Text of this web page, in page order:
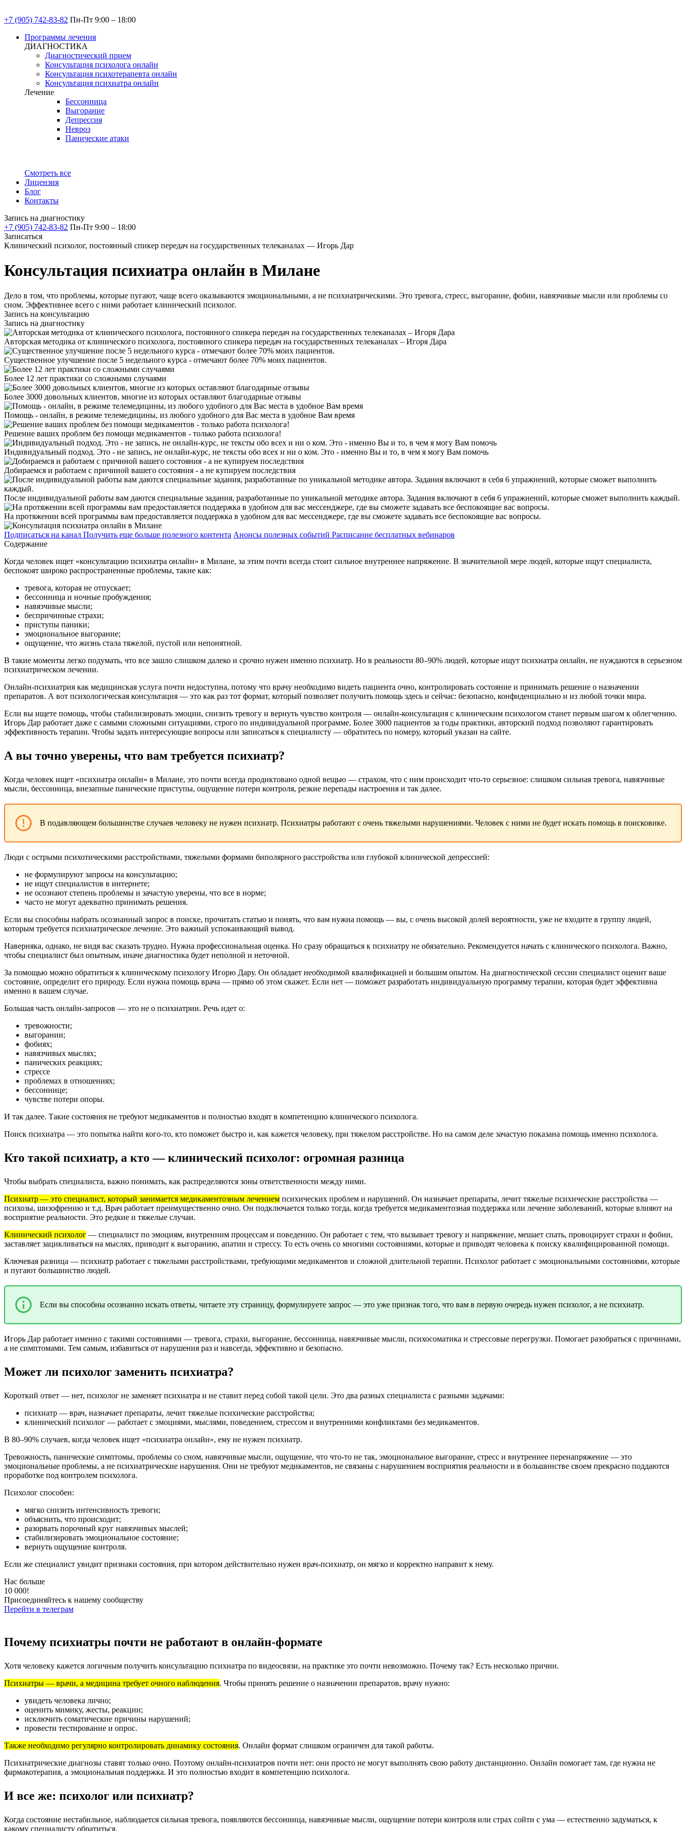
+7 (905) 742-83-82 Пн-Пт 9:00 – 18:00
Программы лечения
ДИАГНОСТИКА
Диагностический прием
Консультация психолога онлайн
Консультация психотерапевта онлайн
Консультация психиатра онлайн
Лечение
Бессонница
Выгорание
Депрессия
Невроз
Панические атаки
Смотреть все
Лицензия
Блог
Контакты
Запись на диагностику
+7 (905) 742-83-82 Пн-Пт 9:00 – 18:00
Записаться
Клинический психолог, постоянный спикер передач на государственных телеканалах — Игорь Дар
Консультация психиатра онлайн в Милане
Дело в том, что проблемы, которые пугают, чаще всего оказываются эмоциональными, а не психиатрическими. Это тревога, стресс, выгорание, фобии, навязчивые мысли или проблемы со
сном. Эффективнее всего с ними работает клинический психолог.
Запись на консультацию
Запись на диагностику
Авторская методика от клинического психолога, постоянного спикера передач на государственных телеканалах – Игоря Дара
Существенное улучшение после 5 недельного курса - отмечают более 70% моих пациентов.
Более 12 лет практики со сложными случаями
Более 3000 довольных клиентов, многие из которых оставляют благодарные отзывы
Помощь - онлайн, в режиме телемедицины, из любого удобного для Вас места в удобное Вам время
Решение ваших проблем без помощи медикаментов - только работа психолога!
Индивидуальный подход. Это - не запись, не онлайн-курс, не тексты обо всех и ни о ком. Это - именно Вы и то, в чем я могу Вам помочь
Добираемся и работаем с причиной вашего состояния - а не купируем последствия
После индивидуальной работы вам даются специальные задания, разработанные по уникальной методике автора. Задания включают в себя 6 упражнений, которые сможет выполнить каждый.
На протяжении всей программы вам предоставляется поддержка в удобном для вас мессенджере, где вы сможете задавать все беспокоящие вас вопросы.
Подписаться на канал Получить еще больше полезного контента Анонсы полезных событий Расписание бесплатных вебинаров
Содержание
Когда человек ищет «консультацию психиатра онлайн» в Милане, за этим почти всегда стоит сильное внутреннее напряжение. В значительной мере людей, которые ищут специалиста,
беспокоят широко распространенные проблемы, такие как:
тревога, которая не отпускает;
бессонница и ночные пробуждения;
навязчивые мысли;
беспричинные страхи;
приступы паники;
эмоциональное выгорание;
ощущение, что жизнь стала тяжелой, пустой или непонятной.
В такие моменты легко подумать, что все зашло слишком далеко и срочно нужен именно психиатр. Но в реальности 80–90% людей, которые ищут психиатра онлайн, не нуждаются в серьезном
психиатрическом лечении.
Онлайн-психиатрия как медицинская услуга почти недоступна, потому что врачу необходимо видеть пациента очно, контролировать состояние и принимать решение о назначении
препаратов. А вот психологическая консультация — это как раз тот формат, который позволяет получить помощь здесь и сейчас: безопасно, конфиденциально и из любой точки мира.
Если вы ищете помощь, чтобы стабилизировать эмоции, снизить тревогу и вернуть чувство контроля — онлайн-консультация с клиническим психологом станет первым шагом к облегчению.
Игорь Дар работает даже с самыми сложными ситуациями, строго по индивидуальной программе. Более 3000 пациентов за годы практики, авторский подход позволяют гарантировать
эффективность терапии. Чтобы задать интересующие вопросы или записаться к специалисту — обратитесь по номеру, который указан на сайте.
А вы точно уверены, что вам требуется психиатр?
Когда человек ищет «психиатра онлайн» в Милане, это почти всегда продиктовано одной вещью — страхом, что с ним происходит что-то серьезное: слишком сильная тревога, навязчивые
мысли, бессонница, внезапные панические приступы, ощущение потери контроля, резкие перепады настроения и так далее.
В подавляющем большинстве случаев человеку не нужен психиатр. Психиатры работают с очень тяжелыми нарушениями. Человек с ними не будет искать помощь в поисковике.
Люди с острыми психотическими расстройствами, тяжелыми формами биполярного расстройства или глубокой клинической депрессией:
не формулируют запросы на консультацию;
не ищут специалистов в интернете;
не осознают степень проблемы и зачастую уверены, что все в норме;
часто не могут адекватно принимать решения.
Если вы способны набрать осознанный запрос в поиске, прочитать статью и понять, что вам нужна помощь — вы, с очень высокой долей вероятности, уже не входите в группу людей,
которым требуется психиатрическое лечение. Это важный успокаивающий вывод.
Наверняка, однако, не видя вас сказать трудно. Нужна профессиональная оценка. Но сразу обращаться к психиатру не обязательно. Рекомендуется начать с клинического психолога. Важно,
чтобы специалист был опытным, иначе диагностика будет неполной и неточной.
За помощью можно обратиться к клиническому психологу Игорю Дару. Он обладает необходимой квалификацией и большим опытом. На диагностической сессии специалист оценит ваше
состояние, определит его природу. Если нужна помощь врача — прямо об этом скажет. Если нет — поможет разработать индивидуальную программу терапии, которая будет эффективна
именно в вашем случае.
Большая часть онлайн-запросов — это не о психиатрии. Речь идет о:
тревожности;
выгорании;
фобиях;
навязчивых мыслях;
панических реакциях;
стрессе
проблемах в отношениях;
бессоннице;
чувстве потери опоры.
И так далее. Такие состояния не требуют медикаментов и полностью входят в компетенцию клинического психолога.
Поиск психиатра — это попытка найти кого-то, кто поможет быстро и, как кажется человеку, при тяжелом расстройстве. Но на самом деле зачастую показана помощь именно психолога.
Кто такой психиатр, а кто — клинический психолог: огромная разница
Чтобы выбрать специалиста, важно понимать, как распределяются зоны ответственности между ними.
Психиатр — это специалист, который занимается медикаментозным лечением психических проблем и нарушений. Он назначает препараты, лечит тяжелые психические расстройства —
психозы, шизофрению и т.д. Врач работает преимущественно очно. Он подключается только тогда, когда требуется медикаментозная поддержка или лечение заболеваний, которые влияют на
восприятие реальности. Это редкие и тяжелые случаи.
Клинический психолог — специалист по эмоциям, внутренним процессам и поведению. Он работает с тем, что вызывает тревогу и напряжение, мешает спать, провоцирует страхи и фобии,
заставляет зацикливаться на мыслях, приводит к выгоранию, апатии и стрессу. То есть очень со многими состояниями, которые и приводят человека к поиску квалифицированной помощи.
Ключевая разница — психиатр работает с тяжелыми расстройствами, требующими медикаментов и сложной длительной терапии. Психолог работает с эмоциональными состояниями, которые
и пугают большинство людей.
Если вы способны осознанно искать ответы, читаете эту страницу, формулируете запрос — это уже признак того, что вам в первую очередь нужен психолог, а не психиатр.
Игорь Дар работает именно с такими состояниями — тревога, страхи, выгорание, бессонница, навязчивые мысли, психосоматика и стрессовые перегрузки. Помогает разобраться с причинами,
а не симптомами. Тем самым, избавиться от нарушения раз и навсегда, эффективно и безопасно.
Может ли психолог заменить психиатра?
Короткий ответ — нет, психолог не заменяет психиатра и не ставит перед собой такой цели. Это два разных специалиста с разными задачами:
психиатр — врач, назначает препараты, лечит тяжелые психические расстройства;
клинический психолог — работает с эмоциями, мыслями, поведением, стрессом и внутренними конфликтами без медикаментов.
В 80–90% случаев, когда человек ищет «психиатра онлайн», ему не нужен психиатр.
Тревожность, панические симптомы, проблемы со сном, навязчивые мысли, ощущение, что что-то не так, эмоциональное выгорание, стресс и внутреннее перенапряжение — это
эмоциональные проблемы, а не психиатрические нарушения. Они не требуют медикаментов, не связаны с нарушением восприятия реальности и в большинстве своем прекрасно поддаются
проработке под контролем психолога.
Психолог способен:
мягко снизить интенсивность тревоги;
объяснить, что происходит;
разорвать порочный круг навязчивых мыслей;
стабилизировать эмоциональное состояние;
вернуть ощущение контроля.
Если же специалист увидит признаки состояния, при котором действительно нужен врач-психиатр, он мягко и корректно направит к нему.
Нас больше
10 000!
Присоединяйтесь к нашему сообществу
Перейти в телеграм
Почему психиатры почти не работают в онлайн-формате
Хотя человеку кажется логичным получить консультацию психиатра по видеосвязи, на практике это почти невозможно. Почему так? Есть несколько причин.
Психиатры — врачи, а медицина требует очного наблюдения. Чтобы принять решение о назначении препаратов, врачу нужно:
увидеть человека лично;
оценить мимику, жесты, реакции;
исключить соматические причины нарушений;
провести тестирование и опрос.
Также необходимо регулярно контролировать динамику состояния. Онлайн формат слишком ограничен для такой работы.
Психиатрические диагнозы ставят только очно. Поэтому онлайн-психиатров почти нет: они просто не могут выполнять свою работу дистанционно. Онлайн помогает там, где нужна не
фармакотерапия, а эмоциональная поддержка. И это полностью входит в компетенцию психолога.
И все же: психолог или психиатр?
Когда состояние нестабильное, наблюдается сильная тревога, появляются бессонница, навязчивые мысли, ощущение потери контроля или страх сойти с ума — естественно задуматься, к
какому специалисту обратиться.